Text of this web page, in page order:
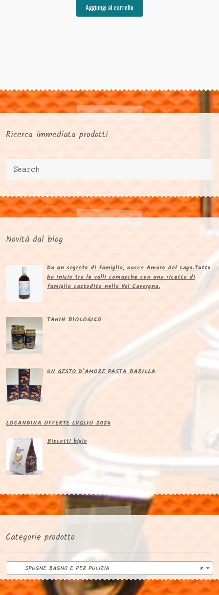
Aggiungi al carrello
Ricerca immediata prodotti
Novità dal blog
Da un segreto di famiglia, nasce Amaro del Lago.​Tutto
ha inizio tra le valli comasche con una ricetta di
famiglia custodita nella Val Cavargna.
TAHIN BIOLOGICO
UN GESTO D’AMORE PASTA BARILLA
LOCANDINA OFFERTE LUGLIO 2024
Biscotti bigio
Categorie prodotto
×
SPUGNE BAGNO E PER PULIZIA